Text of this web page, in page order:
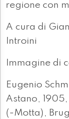
regione con
A cura di
Introini
Immagine di
Eugenio
Astano,
(-Motta),